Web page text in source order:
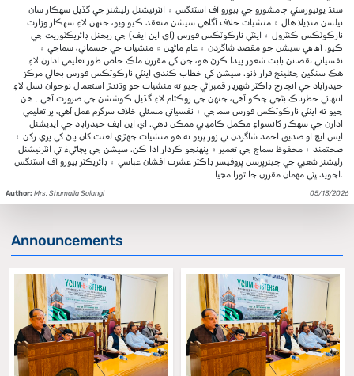
نيلسن منڊيلا هال ۾ منشيات خلاف آگاهي سيشن منعقد ڪيو ويو، جنھن لاءِ سھڪار وزارت
نارڪوٽڪس ڪنٽرول ۽ اينٽي نارڪوٽڪس فورس (اي اين ايف) جي ريجنل ڊائريڪٽوريٽ جي
ڪيو. آھاھي سيشن جو مقصد شاگردن ۽ عام ماڻهن ۾ منشيات جي جسماني، سماجي ۽
نفسياتي نقصانن بابت شعور پيدا ڪرڻ هو، جن کي مقررِن ملڪ خاص طور تعليمي ادارن لاءِ
هڪ سنگين چئلينج قرار ڏنو. سيشن کي خطاب ڪندي اينٽي نارڪوٽڪس فورس بحالي مرڪز
حيدرآباد جي انچارج ڊاڪٽر شهريار قمبراڻي چيو ته منشيات جو وڌندڙ استعمال نوجوان نسل لاءِ
انتهائي خطرناڪ بڻجي چڪو آهي، جنهن جي روڪٿام لاءِ گڏيل ڪوششن جي ضرورت آهي۔ هن
چيو ته اينٽي نارڪوٽڪس فورس سماجي ۽ نفسياتي مسئلي خلاف سرگرم عمل آهي، پر تعليمي
ادارن جي سهڪار کانسواءِ مڪمل ڪاميابي ممڪن ناهي. اي اين ايف حيدرآباد جي ايڊيشنل
ايس ايڇ او صديق احمد شاگردن تي زور ڀريو ته هو منشيات جهڙي لعنت کان پاڻ کي پري رکن ۽
صحتمند ۽ محفوظ سماج جي تعمير ۾ پنهنجو ڪردار ادا ڪن. سيشن جي پڄاڻيءَ تي انٽرنيشنل
رليشنز شعبي جي چيئرپرسن پروفيسر ڊاڪٽر عشرت افشان عباسي ۽ ڊائريڪٽر بيورو آف اسٽئگس
اجويد ڀٽي مهمان مقررِن جا ٿورا مڃيا.
Author: Mrs. Shumaila Solangi 05/13/2026
Announcements